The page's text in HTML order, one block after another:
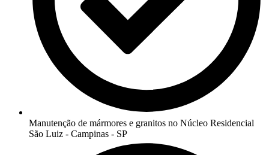
Manutenção de mármores e granitos no Núcleo Residencial
São Luiz - Campinas - SP